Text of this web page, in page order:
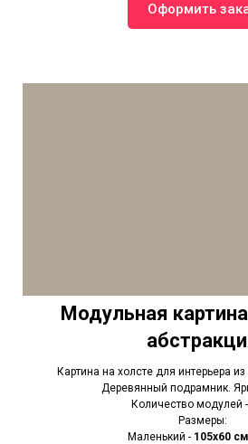
Оформить
Модульная
Картина на холсте для интерьера
Деревянный подрамник.
Количество модулей
Размеры:
Маленький - 105х60 см